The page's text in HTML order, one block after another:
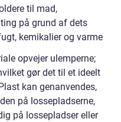
til mad,
på grund af dets
kemikalier og varme
opvejer ulemperne;
gør det til et ideelt
kan genanvendes,
på lossepladserne,
på lossepladser eller